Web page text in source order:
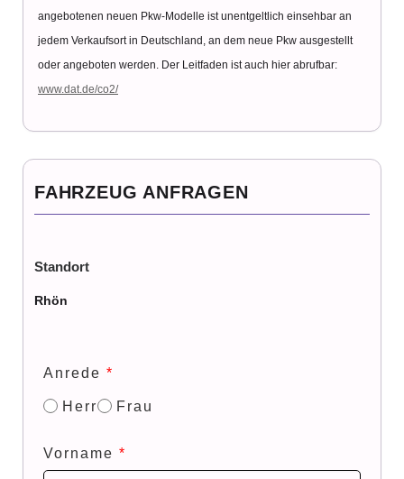
angebotenen neuen Pkw-Modelle ist unentgeltlich einsehbar an
jedem Verkaufsort in Deutschland, an dem neue Pkw ausgestellt
oder angeboten werden. Der Leitfaden ist auch hier abrufbar:
www.dat.de/co2/
FAHRZEUG ANFRAGEN
Standort
Rhön
Anrede *
Herr Frau
Vorname *